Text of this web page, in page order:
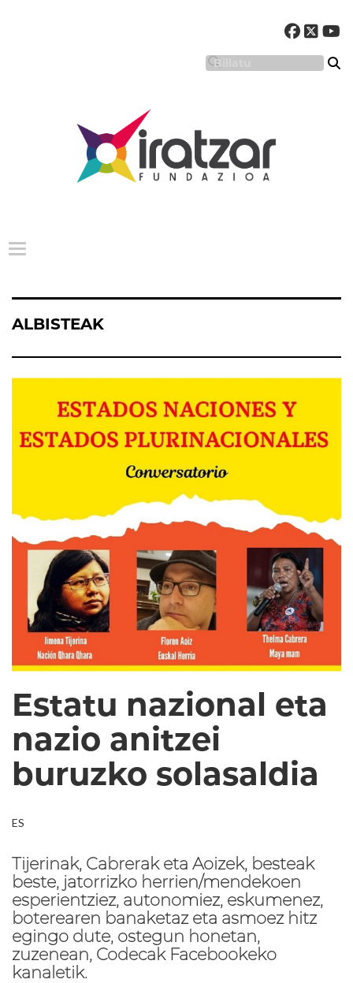
Menu nagusia
ALBISTEAK
Estatu nazional eta
nazio anitzei
buruzko solasaldia
ES
Tijerinak, Cabrerak eta Aoizek, besteak
beste, jatorrizko herrien/mendekoen
esperientziez, autonomiez, eskumenez,
boterearen banaketaz eta asmoez hitz
egingo dute, ostegun honetan,
zuzenean, Codecak Facebookeko
kanaletik.